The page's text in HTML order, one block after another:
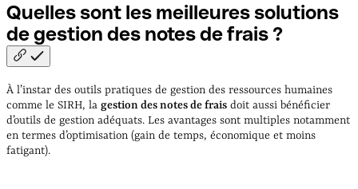
Quelles sont les meilleures solutions
de gestion des notes de frais ?
À l’instar des outils pratiques de gestion des ressources humaines
comme le SIRH, la gestion des notes de frais doit aussi bénéficier
d’outils de gestion adéquats. Les avantages sont multiples notamment
en termes d’optimisation (gain de temps, économique et moins
fatigant).